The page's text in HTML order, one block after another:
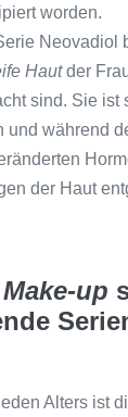
worden.
Neovadiol
Hautder
sind. Sie ist
und während
der Haut
Make-up
Alters ist